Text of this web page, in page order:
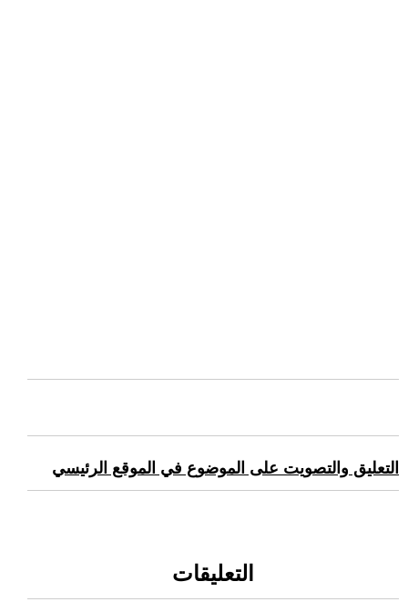
التعليق والتصويت على الموضوع في الموقع الرئيسي
التعليقات